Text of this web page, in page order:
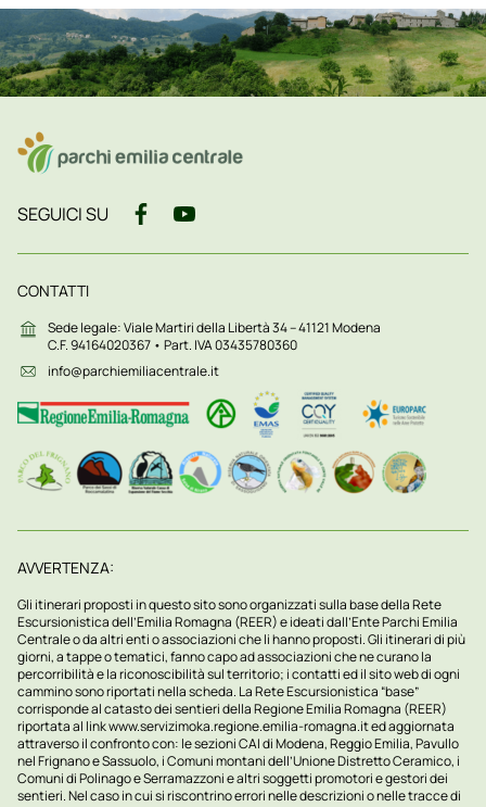
SEGUICI SU
CONTATTI
Sede legale: Viale Martiri della Libertà 34 – 41121 Modena
C.F. 94164020367 • Part. IVA 03435780360
info@parchiemiliacentrale.it
AVVERTENZA:
Gli itinerari proposti in questo sito sono organizzati sulla base della Rete
Escursionistica dell’Emilia Romagna (REER) e ideati dall’Ente Parchi Emilia
Centrale o da altri enti o associazioni che li hanno proposti. Gli itinerari di più
giorni, a tappe o tematici, fanno capo ad associazioni che ne curano la
percorribilità e la riconoscibilità sul territorio; i contatti ed il sito web di ogni
cammino sono riportati nella scheda. La Rete Escursionistica “base”
corrisponde al catasto dei sentieri della Regione Emilia Romagna (REER)
riportata al linkwww.servizimoka.regione.emilia-romagna.ited aggiornata
attraverso il confronto con: le sezioni CAI di Modena, Reggio Emilia, Pavullo
nel Frignano e Sassuolo, i Comuni montani dell’Unione Distretto Ceramico, i
Comuni di Polinago e Serramazzoni e altri soggetti promotori e gestori dei
sentieri. Nel caso in cui si riscontrino errori nelle descrizioni o nelle tracce di